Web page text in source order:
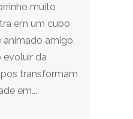
muito
em um cubo
amigo.
evoluir da
transformam
em...